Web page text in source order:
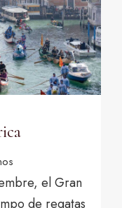
el Gran
de regatas